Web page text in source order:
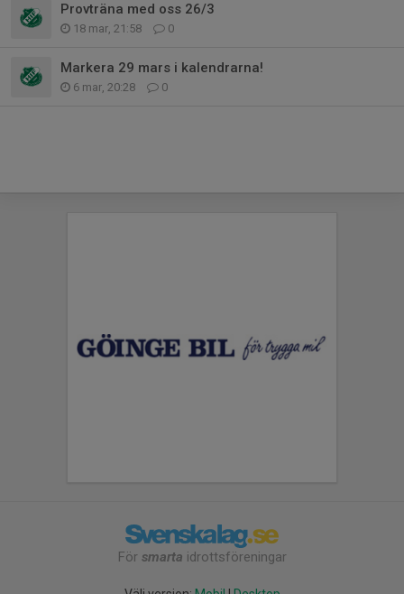
Provträna med oss 26/3
18 mar, 21:58 0
Markera 29 mars i kalendrarna!
6 mar, 20:28 0
För smarta idrottsföreningar